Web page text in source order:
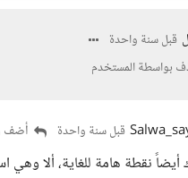
قبل سنة واحدة
بواسطة المستخدم
قبل سنة واحدة أضف
أيضاً نقطة هامة للغاية، ألا